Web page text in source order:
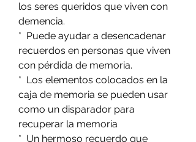
los seres queridos que viven con
demencia.
* Puede ayudar a desencadenar
recuerdos en personas que viven
con pérdida de memoria.
* Los elementos colocados en la
caja de memoria se pueden usar
como un disparador para
recuperar la memoria
* Un hermoso recuerdo que